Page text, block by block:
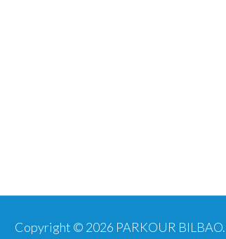
Copyright © 2026 PARKOUR BILBAO.